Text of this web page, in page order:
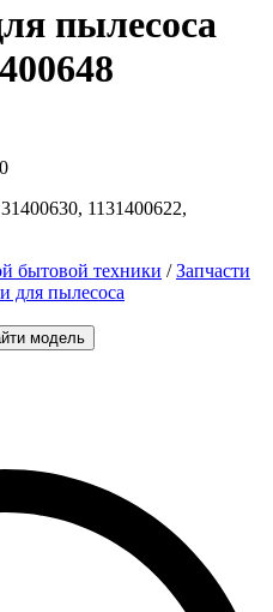
пылесоса
1131400622,
бытовой техники /Запчасти
для пылесоса